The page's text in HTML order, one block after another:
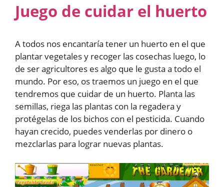
Juego de cuidar el huerto
A todos nos encantaría tener un huerto en el que
plantar vegetales y recoger las cosechas luego, lo
de ser agricultores es algo que le gusta a todo el
mundo. Por eso, os traemos un juego en el que
tendremos que cuidar de un huerto. Planta las
semillas, riega las plantas con la regadera y
protégelas de los bichos con el pesticida. Cuando
hayan crecido, puedes venderlas por dinero o
mezclarlas para lograr nuevas plantas.